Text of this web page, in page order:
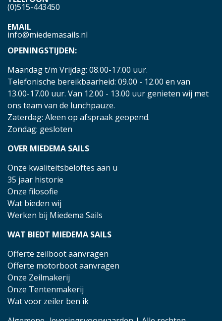
(0)515-443450
EMAIL
info@miedemasails.nl
OPENINGSTIJDEN:
Maandag t/m Vrijdag: 08.00-17.00 uur.
Telefonische bereikbaarheid: 09.00 - 12.00 en van
13.00-17.00 uur. Van 12.00 - 13.00 uur genieten wij met
ons team van de lunchpauze.
Zaterdag: Aleen op afspraak geopend.
Zondag: gesloten
OVER MIEDEMA SAILS
Onze kwaliteitsbeloftes aan u
35 jaar historie
Onze filosofie
Wat bieden wij
Werken bij Miedema Sails
WAT BIEDT MIEDEMA SAILS
Offerte zeilboot aanvragen
Offerte motorboot aanvragen
Onze Zeilmakerij
Onze Tentenmakerij
Wat voor zeiler ben ik